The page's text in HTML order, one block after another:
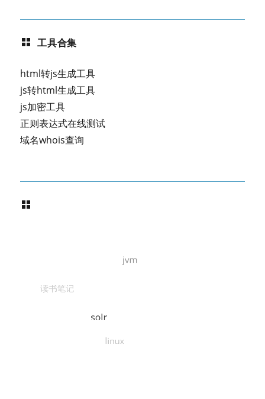
工具合集
html转js生成工具
js转html生成工具
js加密工具
正则表达式在线测试
域名whois查询